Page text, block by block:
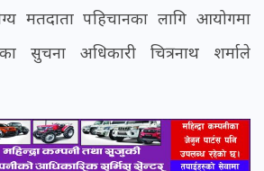
मतदाता पहिचानका लागि आयोगमा
सुचना अधिकारी चित्रनाथ शर्माले